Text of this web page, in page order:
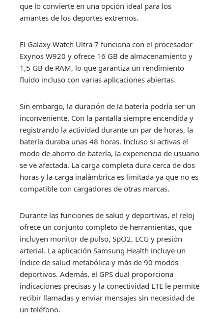
que lo convierte en una opción ideal para los
amantes de los deportes extremos.
El Galaxy Watch Ultra 7 funciona con el procesador
Exynos W920 y ofrece 16 GB de almacenamiento y
1,5 GB de RAM, lo que garantiza un rendimiento
fluido incluso con varias aplicaciones abiertas.
Sin embargo, la duración de la batería podría ser un
inconveniente. Con la pantalla siempre encendida y
registrando la actividad durante un par de horas, la
batería duraba unas 48 horas. Incluso si activas el
modo de ahorro de batería, la experiencia de usuario
se ve afectada. La carga completa dura cerca de dos
horas y la carga inalámbrica es limitada ya que no es
compatible con cargadores de otras marcas.
Durante las funciones de salud y deportivas, el reloj
ofrece un conjunto completo de herramientas, que
incluyen monitor de pulso, SpO2, ECG y presión
arterial. La aplicación Samsung Health incluye un
índice de salud metabólica y más de 90 modos
deportivos. Además, el GPS dual proporciona
indicaciones precisas y la conectividad LTE le permite
recibir llamadas y enviar mensajes sin necesidad de
un teléfono.